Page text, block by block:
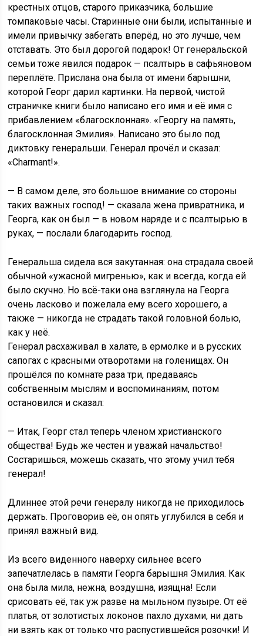
крестных отцов, старого приказчика, большие
томпаковые часы. Старинные они были, испытанные и
имели привычку забегать вперёд, но это лучше, чем
отставать. Это был дорогой подарок! От генеральской
семьи тоже явился подарок — псалтырь в сафьяновом
переплёте. Прислана она была от имени барышни,
которой Георг дарил картинки. На первой, чистой
страничке книги было написано его имя и её имя с
прибавлением «благосклонная». «Георгу на память,
благосклонная Эмилия». Написано это было под
диктовку генеральши. Генерал прочёл и сказал:
«Charmant!».
— В самом деле, это большое внимание со стороны
таких важных господ! — сказала жена привратника, и
Георга, как он был — в новом наряде и с псалтырью в
руках, — послали благодарить господ.
Генеральша сидела вся закутанная: она страдала своей
обычной «ужасной мигренью», как и всегда, когда ей
было скучно. Но всё-таки она взглянула на Георга
очень ласково и пожелала ему всего хорошего, а
также — никогда не страдать такой головной болью,
как у неё.
Генерал расхаживал в халате, в ермолке и в русских
сапогах с красными отворотами на голенищах. Он
прошёлся по комнате раза три, предаваясь
собственным мыслям и воспоминаниям, потом
остановился и сказал:
— Итак, Георг стал теперь членом христианского
общества! Будь же честен и уважай начальство!
Состаришься, можешь сказать, что этому учил тебя
генерал!
Длиннее этой речи генералу никогда не приходилось
держать. Проговорив её, он опять углубился в себя и
принял важный вид.
Из всего виденного наверху сильнее всего
запечатлелась в памяти Георга барышня Эмилия. Как
она была мила, нежна, воздушна, изящна! Если
срисовать её, так уж разве на мыльном пузыре. От её
платья, от золотистых локонов пахло духами, ни дать
ни взять как от только что распустившейся розочки! И